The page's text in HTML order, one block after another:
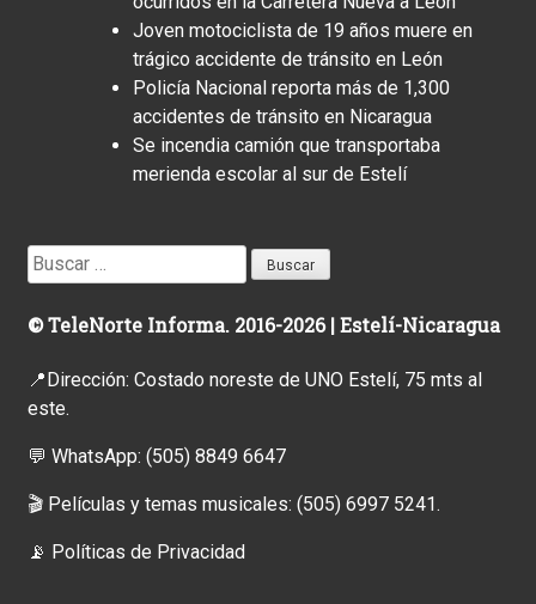
Joven motociclista de 19 años muere en
trágico accidente de tránsito en León
Policía Nacional reporta más de 1,300
accidentes de tránsito en Nicaragua
Se incendia camión que transportaba
merienda escolar al sur de Estelí
Buscar:
© TeleNorte Informa. 2016-2026 | Estelí-Nicaragua
📍Dirección: Costado noreste de UNO Estelí, 75 mts al
este.
💬 WhatsApp: (505) 8849 6647
🎬 Películas y temas musicales: (505) 6997 5241.
📡 Políticas de Privacidad